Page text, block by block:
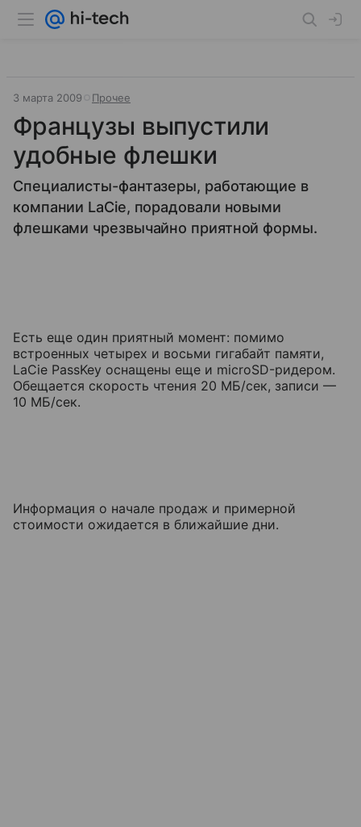
3 марта 2009 Прочее
Французы выпустили
удобные флешки
Специалисты-фантазеры, работающие в
компании LaCie, порадовали новыми
флешками чрезвычайно приятной формы.
Есть еще один приятный момент: помимо
встроенных четырех и восьми гигабайт памяти,
LaCie PassKey оснащены еще и microSD-ридером.
Обещается скорость чтения 20 МБ/сек, записи —
10 МБ/сек.
Информация о начале продаж и примерной
стоимости ожидается в ближайшие дни.